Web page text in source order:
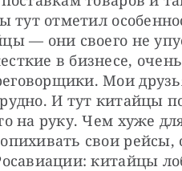
тут отметил
— они своего не
в бизнесе, очень
Мои
И тут китайцы
на руку. Чем хуже
свои рейсы,
китайцы